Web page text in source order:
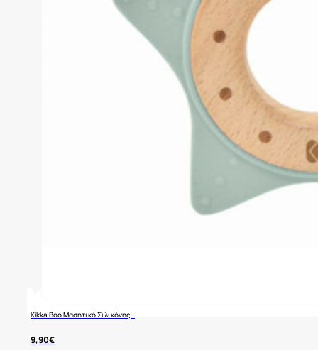
Kikka Boo Μασητικό Σιλικόνης..
9,90€